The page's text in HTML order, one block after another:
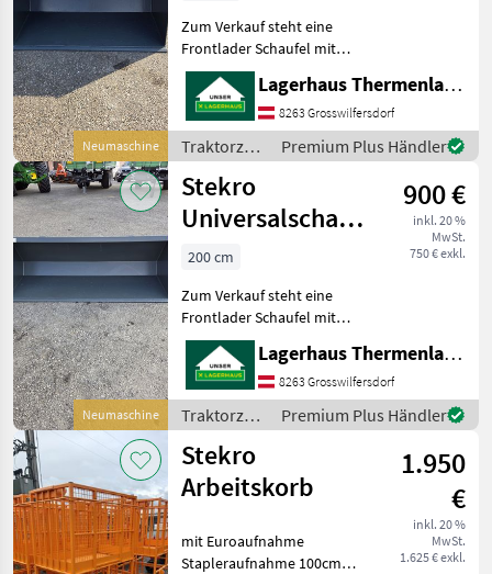
Neumaschine
Zum Verkauf steht eine
Frontlader Schaufel mit
Euroaufnahme. Ideal
geeignet für Arbeiten mit
Erde, Schotter, Mist oder
Silage. Stabile Ausführung
und Sofort Lief
Lagerhaus Thermenland
8263 Grosswilfersdorf
Traktorzubehör
/ Stekro
Premium Plus Händler
Neumaschine
Stekro
Universalschaufel
2,0m
900 €
inkl. 20 %
MwSt.
750 € exkl.
200 cm
Zum Verkauf steht eine
Frontlader Schaufel mit
Euroaufnahme. Ideal
geeignet für Arbeiten mit
Erde, Schotter, Mist oder
Silage. Stabile Ausführung
und Sofort Lief
Lagerhaus Thermenland
8263 Grosswilfersdorf
Traktorzubehör
/ Stekro
Premium Plus Händler
Stekro
Arbeitskorb
1.950
€
inkl. 20 %
MwSt.
1.625 € exkl.
mit Euroaufnahme
Stapleraufnahme 100cm